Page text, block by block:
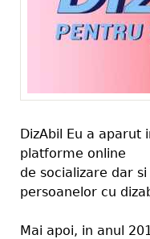
DizAbil Eu a aparut
platforme online
de socializare dar
persoanelor cu
Mai apoi, in anul